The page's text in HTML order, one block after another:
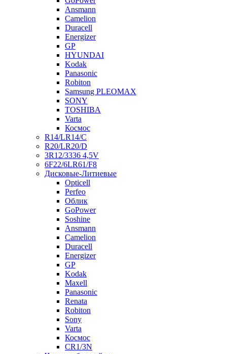
Ansmann
Camelion
Duracell
Energizer
GP
HYUNDAI
Kodak
Panasonic
Robiton
Samsung PLEOMAX
SONY
TOSHIBA
Varta
Космос
R14/LR14/C
R20/LR20/D
3R12/3336 4,5V
6F22/6LR61/F8
Дисковые-Литиевые
Opticell
Perfeo
Облик
GoPower
Soshine
Ansmann
Camelion
Duracell
Energizer
GP
Kodak
Maxell
Panasonic
Renata
Robiton
Sony
Varta
Космос
CR1/3N